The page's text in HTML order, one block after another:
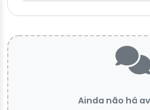
Ainda não há